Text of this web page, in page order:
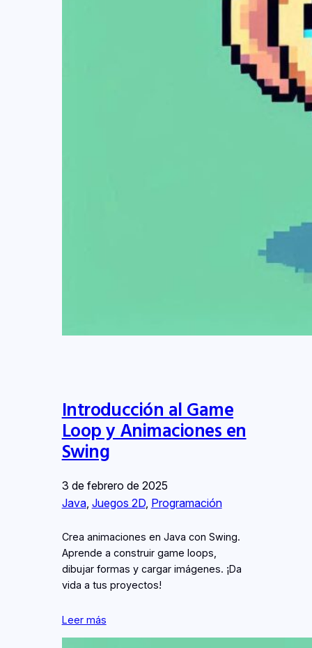
Introducción al Game
Loop y Animaciones en
Swing
3 de febrero de 2025
Java, Juegos 2D, Programación
Crea animaciones en Java con Swing.
Aprende a construir game loops,
dibujar formas y cargar imágenes. ¡Da
vida a tus proyectos!
Leer más